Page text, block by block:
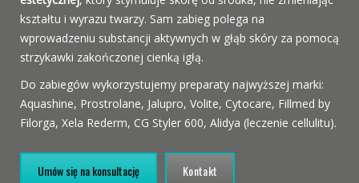
kształtu i wyrazu twarzy. Sam zabieg polega na
wprowadzeniu substancji aktywnych w głąb skóry za pomocą
strzykawki zakończonej cienką igłą.
Do zabiegów wykorzystujemy preparaty najwyższej marki:
Aquashine, Prostrolane, Jalupro, Volite, Cytocare, Fillmed by
Filorga, Xela Rederm, CG Styler 600, Alidya (leczenie cellulitu).
Umów się na konsultację Kontakt